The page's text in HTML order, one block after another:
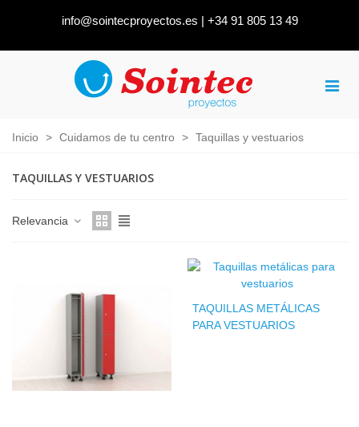
info@sointecproyectos.es | +34 91 805 13 49
Inicio > Cuidamos de tu centro > Taquillas y vestuarios
TAQUILLAS Y VESTUARIOS
Relevancia
TAQUILLAS METÁLICAS
PARA VESTUARIOS